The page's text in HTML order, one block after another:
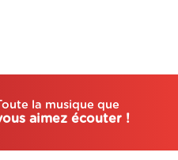
la musique que
aimez écouter !